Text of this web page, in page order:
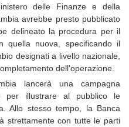
delle Finanze e della
avrebbe presto pubblicato
delineato la procedura per il
quella nuova, specificando il
designati a livello nazionale,
dell'operazione.
lancerà una campagna
per illustrare al pubblico le
Allo stesso tempo, la Banca
strettamente con tutte le parti